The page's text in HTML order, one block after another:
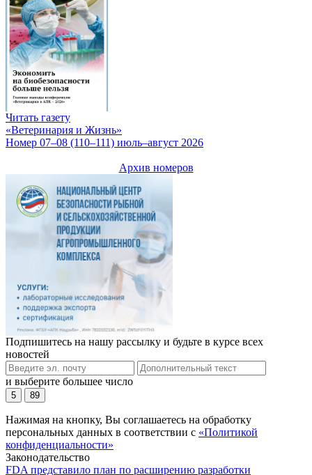
Читать газету
«Ветеринария и Жизнь»
Номер 07–08 (110–111) июль–август 2026
Архив номеров
Подпишитесь на нашу рассылку и будьте в курсе всех
новостей
и выберите большее число
5 89
Нажимая на кнопку, Вы соглашаетесь на обработку
персональных данных в соответствии с «Политикой
конфиденциальности»
Законодательство
FDA представило план по расширению разработки